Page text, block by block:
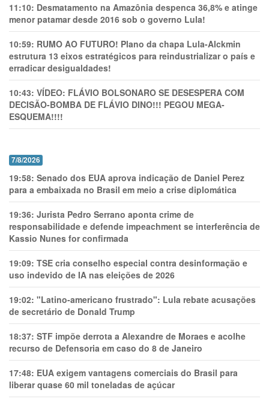
11:10: Desmatamento na Amazônia despenca 36,8% e atinge
menor patamar desde 2016 sob o governo Lula!
10:59: RUMO AO FUTURO! Plano da chapa Lula-Alckmin
estrutura 13 eixos estratégicos para reindustrializar o país e
erradicar desigualdades!
10:43: VÍDEO: FLÁVIO BOLSONARO SE DESESPERA COM
DECISÃO-BOMBA DE FLÁVIO DINO!!! PEGOU MEGA-
ESQUEMA!!!!
7/8/2026
19:58: Senado dos EUA aprova indicação de Daniel Perez
para a embaixada no Brasil em meio a crise diplomática
19:36: Jurista Pedro Serrano aponta crime de
responsabilidade e defende impeachment se interferência de
Kassio Nunes for confirmada
19:09: TSE cria conselho especial contra desinformação e
uso indevido de IA nas eleições de 2026
19:02: "Latino-americano frustrado": Lula rebate acusações
de secretário de Donald Trump
18:37: STF impõe derrota a Alexandre de Moraes e acolhe
recurso de Defensoria em caso do 8 de Janeiro
17:48: EUA exigem vantagens comerciais do Brasil para
liberar quase 60 mil toneladas de açúcar